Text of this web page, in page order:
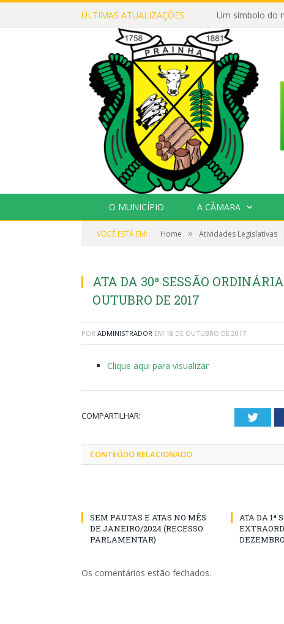
ÚLTIMAS ATUALIZAÇÕES: Um símbolo do
O MUNICÍPIO A CÂMARA
VOCÊ ESTÁ EM: Home » Atividades Legislativas
ATA DA 30ª SESSÃO
OUTUBRO DE 2017
POR ADMINISTRADOR EM 18 DE OUTUBRO DE 2017
Clique aqui para visualizar
COMPARTILHAR:
CONTEÚDO RELACIONADO
SEM PAUTAS E ATAS NO MÊS
DE JANEIRO/2024 (RECESSO
PARLAMENTAR)
ATA DA 1ª
Os comentários estão fechados.